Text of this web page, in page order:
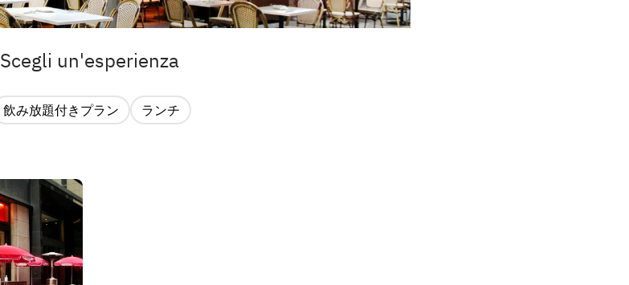
Scegli un'esperienza
飲み放題付きプラン ランチ